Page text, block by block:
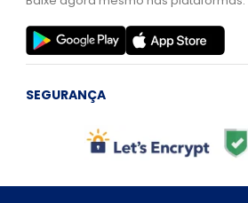
SEGURANÇA